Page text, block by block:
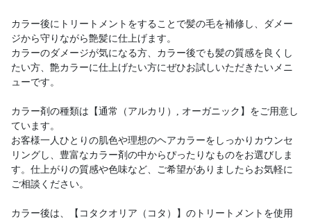
カラー後にトリートメントをすることで髪の毛を補修し、ダメー
ジから守りながら艶髪に仕上げます。
カラーのダメージが気になる方、カラー後でも髪の質感を良くし
たい方、艶カラーに仕上げたい方にぜひお試しいただきたいメニ
ューです。
カラー剤の種類は【通常（アルカリ）, オーガニック】をご用意し
ています。
お客様一人ひとりの肌色や理想のヘアカラーをしっかりカウンセ
リングし、豊富なカラー剤の中からぴったりなものをお選びしま
す。仕上がりの質感や色味など、ご希望がありましたらお気軽に
ご相談ください。
カラー後は、【コタクオリア（コタ）】のトリートメントを使用